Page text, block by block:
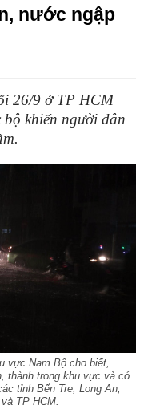
nước ngập
26/9 ở TP HCM
bộ khiến người dân
vực Nam Bộ cho biết,
thành trong khu vực và có
tỉnh Bến Tre, Long An,
TP HCM.